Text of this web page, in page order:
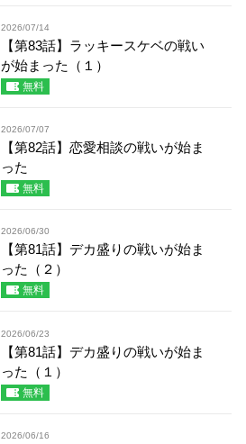
2026/07/14
【第83話】ラッキースケベの戦い
が始まった（１）
無料
2026/07/07
【第82話】恋愛相談の戦いが始ま
った
無料
2026/06/30
【第81話】デカ盛りの戦いが始ま
った（２）
無料
2026/06/23
【第81話】デカ盛りの戦いが始ま
った（１）
無料
2026/06/16